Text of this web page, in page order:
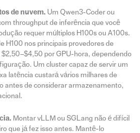
de nuvem. Um Qwen3-Coder ou
throughput de inferência que você
requer múltiplos H100s ou A100s.
H100 nos principais provedores de
por GPU-hora, dependendo
Um cluster capaz de servir um
latência custará vários milhares de
antes de considerar armazenamento,
Montar vLLM ou SGLang não é difícil
que já fez isso antes. Mantê-lo